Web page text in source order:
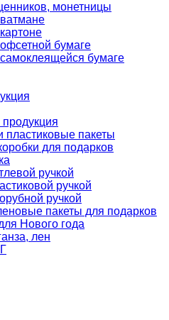
монетницы
бумаге
бумаге
пластиковые пакеты
для подарков
ручкой
ручкой
ручкой
пакеты для подарков
Нового года
лен